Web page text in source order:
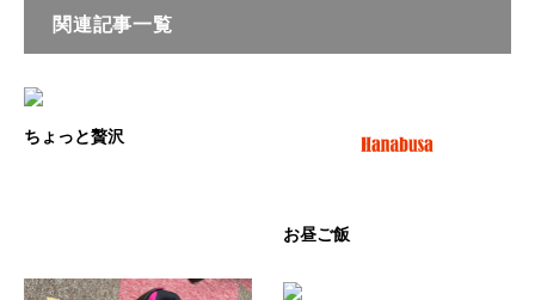
関連記事一覧
ちょっと贅沢
お昼ご飯